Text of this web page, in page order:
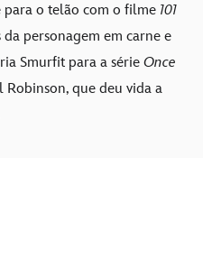
o telão com o filme 101
personagem em carne e
Smurfit para a série Once
Robinson, que deu vida a